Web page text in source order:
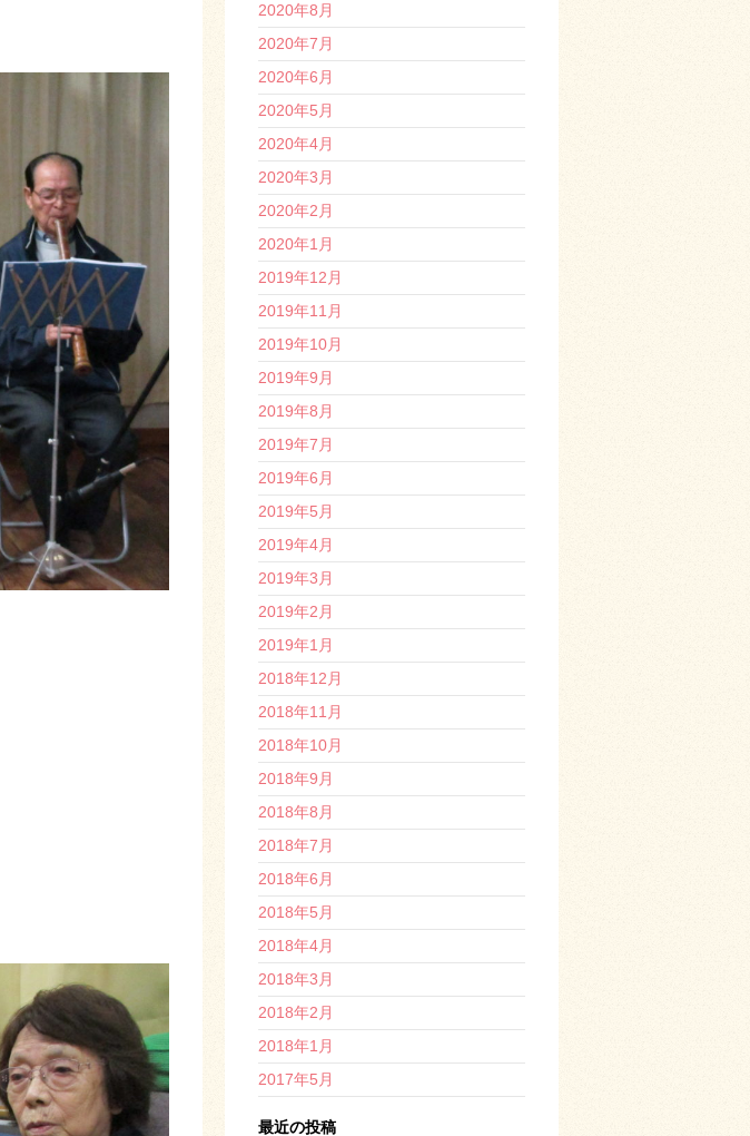
2020年8月
2020年7月
2020年6月
2020年5月
2020年4月
2020年3月
2020年2月
2020年1月
2019年12月
2019年11月
2019年10月
2019年9月
2019年8月
2019年7月
2019年6月
2019年5月
2019年4月
2019年3月
2019年2月
2019年1月
2018年12月
2018年11月
2018年10月
2018年9月
2018年8月
2018年7月
2018年6月
2018年5月
2018年4月
2018年3月
2018年2月
2018年1月
2017年5月
最近の投稿